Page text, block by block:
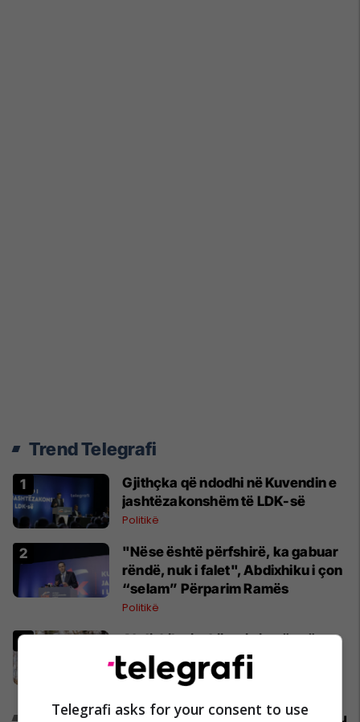
Trend Telegrafi
Gjithçka që ndodhi në Kuvendin e
jashtëzakonshëm të LDK-së
Politikë
"Nëse është përfshirë, ka gabuar
rëndë, nuk i falet", Abdixhiku i çon
“selam” Përparim Ramës
Politikë
Abdixhiku i mbijetoi nismës së
shkarkimit, flet Muhaxheri
Politikë
Reklamo këtu
Telegrafi asks for your consent to use